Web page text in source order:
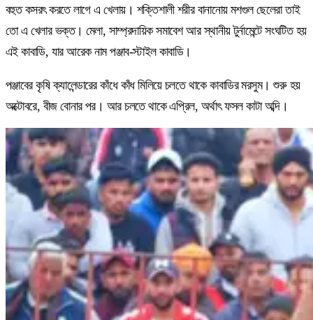
বহুত কসরৎ করতে লাগে এ খেলায়। শক্তিশালী শরীর বানানোয় মশগুল ছেলেরা তাই
তো এ খেলার ভক্ত। মেলা, সাম্প্রদায়িক সমাবেশ আর স্থানীয় টুর্নামেন্টে সংঘটিত হয়
এই কাবাডি, যার আরেক নাম পঞ্জাব-স্টাইল কাবাডি।
পঞ্জাবের কৃষি ক্যালেন্ডারের কাঁধে কাঁধ মিলিয়ে চলতে থাকে কাবাডির মরসুম। শুরু হয়
অক্টোবরে, বীজ বোনার পর। আর চলতে থাকে এপ্রিল, অর্থাৎ ফসল কাটা অব্দি।